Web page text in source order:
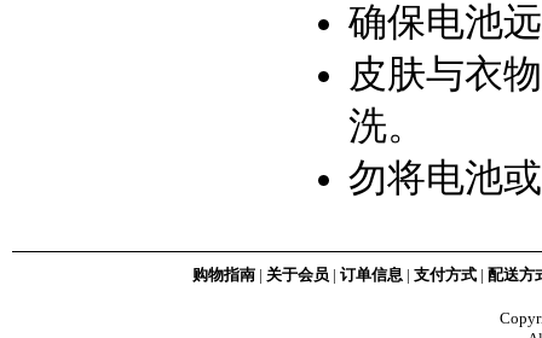
确保电池
皮肤与衣
洗。
勿将电池
购物指南 | 关于会员 | 订单信息 | 支付方式 | 配送方